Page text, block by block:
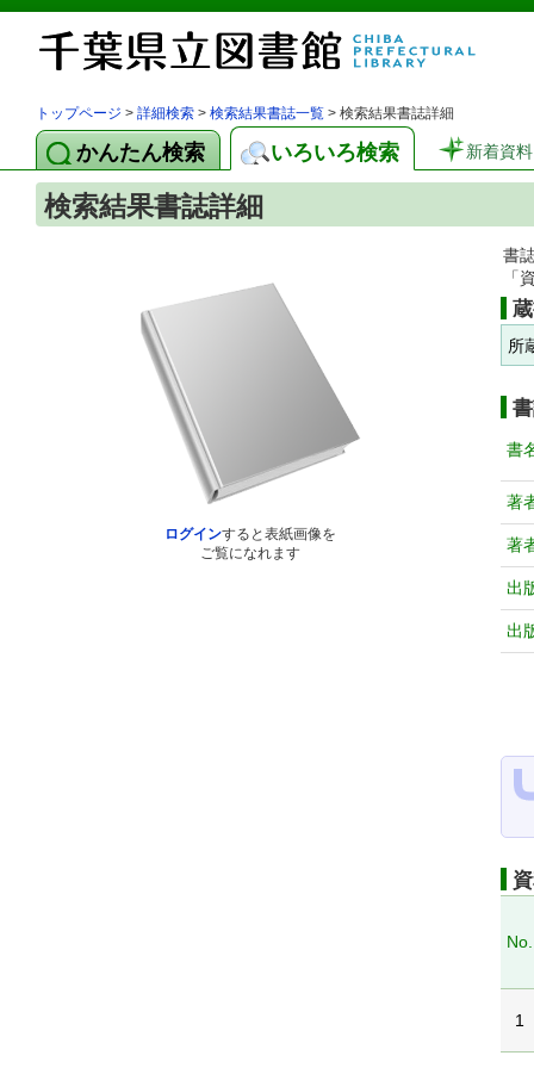
トップページ > 詳細検索 > 検索結果書誌一覧 > 検索結果書誌詳細
かんたん検索 いろいろ検索 新着資料
検索結果書誌詳細
ログインすると表紙画像を
ご覧になれます
書
「
所
書
著
著
出
出
No.
1